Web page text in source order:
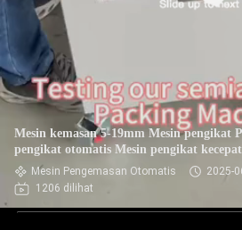
Mesin kemasan 5-19mm Mesin pengikat
pengikat otomatis Mesin pengikat
Mesin Pengemasan Otomatis
2025-
1206 dilihat